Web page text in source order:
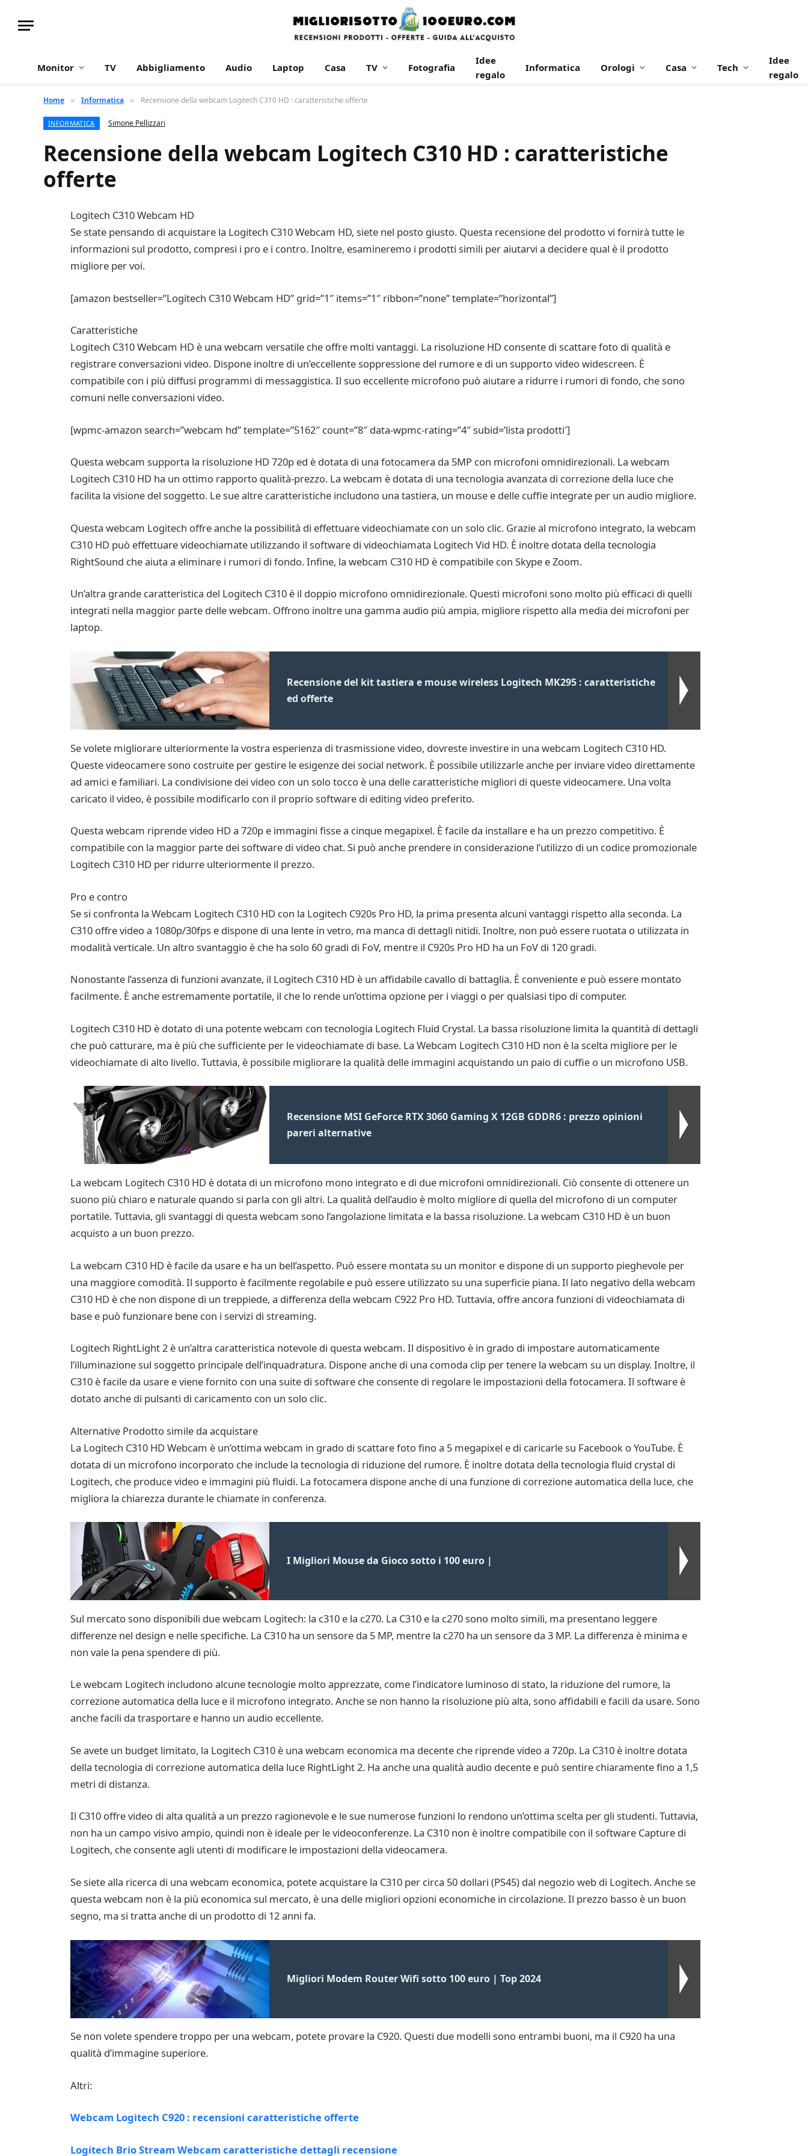
Monitor TV Abbigliamento Audio Laptop Casa TV Fotografia
Idee
regalo
Informatica Orologi Casa Tech
Idee
regalo
Home » Informatica » Recensione della webcam Logitech C310 HD : caratteristiche offerte
INFORMATICA Simone Pellizzari
Recensione della webcam Logitech C310 HD : caratteristiche
offerte
Logitech C310 Webcam HD
Se state pensando di acquistare la Logitech C310 Webcam HD, siete nel posto giusto. Questa recensione del prodotto vi fornirà tutte le
informazioni sul prodotto, compresi i pro e i contro. Inoltre, esamineremo i prodotti simili per aiutarvi a decidere qual è il prodotto
migliore per voi.
[amazon bestseller=”Logitech C310 Webcam HD” grid=”1″ items=”1″ ribbon=”none” template=”horizontal”]
Caratteristiche
Logitech C310 Webcam HD è una webcam versatile che offre molti vantaggi. La risoluzione HD consente di scattare foto di qualità e
registrare conversazioni video. Dispone inoltre di un’eccellente soppressione del rumore e di un supporto video widescreen. È
compatibile con i più diffusi programmi di messaggistica. Il suo eccellente microfono può aiutare a ridurre i rumori di fondo, che sono
comuni nelle conversazioni video.
[wpmc-amazon search=”webcam hd” template=”5162″ count=”8″ data-wpmc-rating=”4″ subid=’lista prodotti′]
Questa webcam supporta la risoluzione HD 720p ed è dotata di una fotocamera da 5MP con microfoni omnidirezionali. La webcam
Logitech C310 HD ha un ottimo rapporto qualità-prezzo. La webcam è dotata di una tecnologia avanzata di correzione della luce che
facilita la visione del soggetto. Le sue altre caratteristiche includono una tastiera, un mouse e delle cuffie integrate per un audio migliore.
Questa webcam Logitech offre anche la possibilità di effettuare videochiamate con un solo clic. Grazie al microfono integrato, la webcam
C310 HD può effettuare videochiamate utilizzando il software di videochiamata Logitech Vid HD. È inoltre dotata della tecnologia
RightSound che aiuta a eliminare i rumori di fondo. Infine, la webcam C310 HD è compatibile con Skype e Zoom.
Un’altra grande caratteristica del Logitech C310 è il doppio microfono omnidirezionale. Questi microfoni sono molto più efficaci di quelli
integrati nella maggior parte delle webcam. Offrono inoltre una gamma audio più ampia, migliore rispetto alla media dei microfoni per
laptop.
Recensione del kit tastiera e mouse wireless Logitech MK295 : caratteristiche
ed offerte
Se volete migliorare ulteriormente la vostra esperienza di trasmissione video, dovreste investire in una webcam Logitech C310 HD.
Queste videocamere sono costruite per gestire le esigenze dei social network. È possibile utilizzarle anche per inviare video direttamente
ad amici e familiari. La condivisione dei video con un solo tocco è una delle caratteristiche migliori di queste videocamere. Una volta
caricato il video, è possibile modificarlo con il proprio software di editing video preferito.
Questa webcam riprende video HD a 720p e immagini fisse a cinque megapixel. È facile da installare e ha un prezzo competitivo. È
compatibile con la maggior parte dei software di video chat. Si può anche prendere in considerazione l’utilizzo di un codice promozionale
Logitech C310 HD per ridurre ulteriormente il prezzo.
Pro e contro
Se si confronta la Webcam Logitech C310 HD con la Logitech C920s Pro HD, la prima presenta alcuni vantaggi rispetto alla seconda. La
C310 offre video a 1080p/30fps e dispone di una lente in vetro, ma manca di dettagli nitidi. Inoltre, non può essere ruotata o utilizzata in
modalità verticale. Un altro svantaggio è che ha solo 60 gradi di FoV, mentre il C920s Pro HD ha un FoV di 120 gradi.
Nonostante l’assenza di funzioni avanzate, il Logitech C310 HD è un affidabile cavallo di battaglia. È conveniente e può essere montato
facilmente. È anche estremamente portatile, il che lo rende un’ottima opzione per i viaggi o per qualsiasi tipo di computer.
Logitech C310 HD è dotato di una potente webcam con tecnologia Logitech Fluid Crystal. La bassa risoluzione limita la quantità di dettagli
che può catturare, ma è più che sufficiente per le videochiamate di base. La Webcam Logitech C310 HD non è la scelta migliore per le
videochiamate di alto livello. Tuttavia, è possibile migliorare la qualità delle immagini acquistando un paio di cuffie o un microfono USB.
Recensione MSI GeForce RTX 3060 Gaming X 12GB GDDR6 : prezzo opinioni
pareri alternative
La webcam Logitech C310 HD è dotata di un microfono mono integrato e di due microfoni omnidirezionali. Ciò consente di ottenere un
suono più chiaro e naturale quando si parla con gli altri. La qualità dell’audio è molto migliore di quella del microfono di un computer
portatile. Tuttavia, gli svantaggi di questa webcam sono l’angolazione limitata e la bassa risoluzione. La webcam C310 HD è un buon
acquisto a un buon prezzo.
La webcam C310 HD è facile da usare e ha un bell’aspetto. Può essere montata su un monitor e dispone di un supporto pieghevole per
una maggiore comodità. Il supporto è facilmente regolabile e può essere utilizzato su una superficie piana. Il lato negativo della webcam
C310 HD è che non dispone di un treppiede, a differenza della webcam C922 Pro HD. Tuttavia, offre ancora funzioni di videochiamata di
base e può funzionare bene con i servizi di streaming.
Logitech RightLight 2 è un’altra caratteristica notevole di questa webcam. Il dispositivo è in grado di impostare automaticamente
l’illuminazione sul soggetto principale dell’inquadratura. Dispone anche di una comoda clip per tenere la webcam su un display. Inoltre, il
C310 è facile da usare e viene fornito con una suite di software che consente di regolare le impostazioni della fotocamera. Il software è
dotato anche di pulsanti di caricamento con un solo clic.
Alternative Prodotto simile da acquistare
La Logitech C310 HD Webcam è un’ottima webcam in grado di scattare foto fino a 5 megapixel e di caricarle su Facebook o YouTube. È
dotata di un microfono incorporato che include la tecnologia di riduzione del rumore. È inoltre dotata della tecnologia fluid crystal di
Logitech, che produce video e immagini più fluidi. La fotocamera dispone anche di una funzione di correzione automatica della luce, che
migliora la chiarezza durante le chiamate in conferenza.
I Migliori Mouse da Gioco sotto i 100 euro |
Sul mercato sono disponibili due webcam Logitech: la c310 e la c270. La C310 e la c270 sono molto simili, ma presentano leggere
differenze nel design e nelle specifiche. La C310 ha un sensore da 5 MP, mentre la c270 ha un sensore da 3 MP. La differenza è minima e
non vale la pena spendere di più.
Le webcam Logitech includono alcune tecnologie molto apprezzate, come l’indicatore luminoso di stato, la riduzione del rumore, la
correzione automatica della luce e il microfono integrato. Anche se non hanno la risoluzione più alta, sono affidabili e facili da usare. Sono
anche facili da trasportare e hanno un audio eccellente.
Se avete un budget limitato, la Logitech C310 è una webcam economica ma decente che riprende video a 720p. La C310 è inoltre dotata
della tecnologia di correzione automatica della luce RightLight 2. Ha anche una qualità audio decente e può sentire chiaramente fino a 1,5
metri di distanza.
Il C310 offre video di alta qualità a un prezzo ragionevole e le sue numerose funzioni lo rendono un’ottima scelta per gli studenti. Tuttavia,
non ha un campo visivo ampio, quindi non è ideale per le videoconferenze. La C310 non è inoltre compatibile con il software Capture di
Logitech, che consente agli utenti di modificare le impostazioni della videocamera.
Se siete alla ricerca di una webcam economica, potete acquistare la C310 per circa 50 dollari (PS45) dal negozio web di Logitech. Anche se
questa webcam non è la più economica sul mercato, è una delle migliori opzioni economiche in circolazione. Il prezzo basso è un buon
segno, ma si tratta anche di un prodotto di 12 anni fa.
Migliori Modem Router Wifi sotto 100 euro | Top 2024
Se non volete spendere troppo per una webcam, potete provare la C920. Questi due modelli sono entrambi buoni, ma il C920 ha una
qualità d’immagine superiore.
Altri:
Webcam Logitech C920 : recensioni caratteristiche offerte
Logitech Brio Stream Webcam caratteristiche dettagli recensione